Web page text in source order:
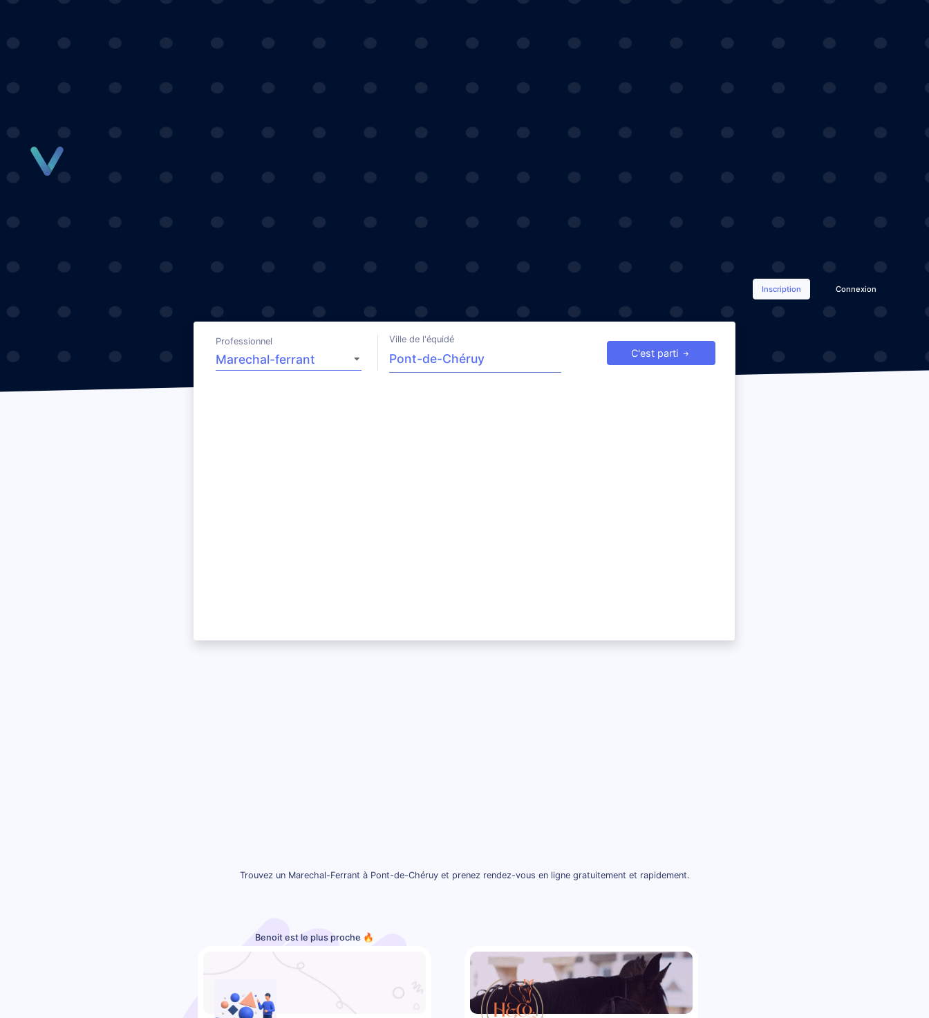
Inscription Connexion
Professionnel Ville de l'équidé
C'est parti
Trouvez un Marechal-Ferrant à Pont-de-Chéruy et prenez rendez-vous en ligne gratuitement et rapidement.
Benoit est le plus proche 🔥